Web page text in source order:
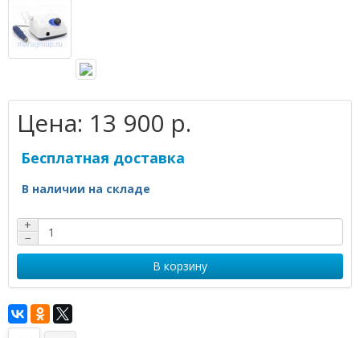
Цена: 13 900 р.
Бесплатная доставка
В наличии на складе
+
−
В корзину